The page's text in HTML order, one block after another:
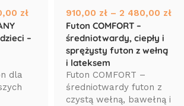
zł
–
dla
910,00 zł – 2 480,00 zł
Futon COMFORT –
średniotwardy, ciepły i
sprężysty futon z wełną
i lateksem
Futon COMFORT –
średniotwardy futon z
czystą wełną, bawełną i